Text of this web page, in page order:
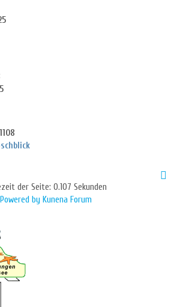
1108
der Seite: 0.107 Sekunden
Powered by Kunena Forum